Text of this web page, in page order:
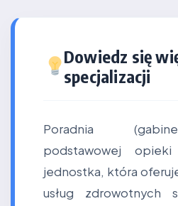
Dowiedz się
specjalizacji
Poradnia
podstawowej
jednostka, która
usług zdrowotnych